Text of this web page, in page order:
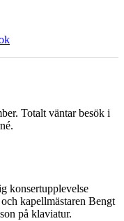
Totalt väntar besök i
konsertupplevelse
kapellmästaren Bengt
på klaviatur.